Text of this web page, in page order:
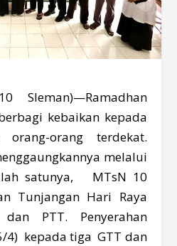
Sleman)—Ramadhan
kebaikan kepada
orang-orang terdekat.
melalui
satunya, MTsN 10
Tunjangan Hari Raya
PTT. Penyerahan
4) kepada tiga GTT dan